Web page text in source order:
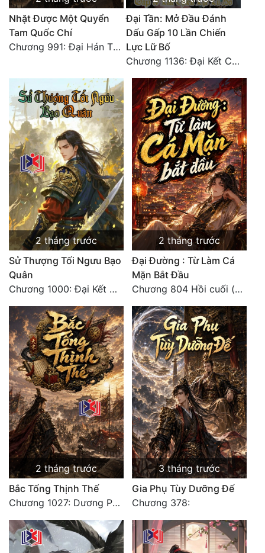
Nhặt Được Một Quyển
Tam Quốc Chí
Chương 991: Đại Hán Thiên Thư (Đại Kết Cục)
Đại Tần: Mở Đầu Đánh
Dấu Gấp 10 Lần Chiến
Lực Lữ Bố
Chương 1136: Đại Kết Cục
2 tháng trước
Sử Thượng Tối Ngưu Bạo
Quân
Chương 1000: Đại Kết Cục!
2 tháng trước
Đại Đường : Từ Làm Cá
Mặn Bắt Đầu
Chương 804 Hồi cuối (đại kết cục )
2 tháng trước
Bắc Tống Thịnh Thế
Chương 1027: Dương Phàm! Viễn Hàng!
3 tháng trước
Gia Phụ Tùy Dưỡng Đế
Chương 378: